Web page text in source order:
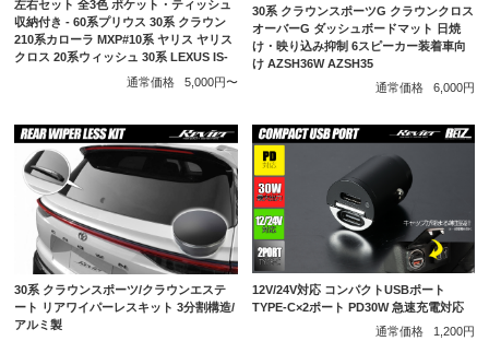
左右セット 全3色 ポケット・ティッシュ
収納付き - 60系プリウス 30系 クラウン
210系カローラ MXP#10系 ヤリス ヤリス
クロス 20系ウィッシュ 30系 LEXUS IS-
通常価格
5,000円〜
30系 クラウンスポーツG クラウンクロス
オーバーG ダッシュボードマット 日焼
け・映り込み抑制 6スピーカー装着車向
け AZSH36W AZSH35
通常価格
6,000円
30系 クラウンスポーツ/クラウンエステ
ート リアワイパーレスキット 3分割構造/
アルミ製
12V/24V対応 コンパクトUSBポート
TYPE-C×2ポート PD30W 急速充電対応
通常価格
1,200円